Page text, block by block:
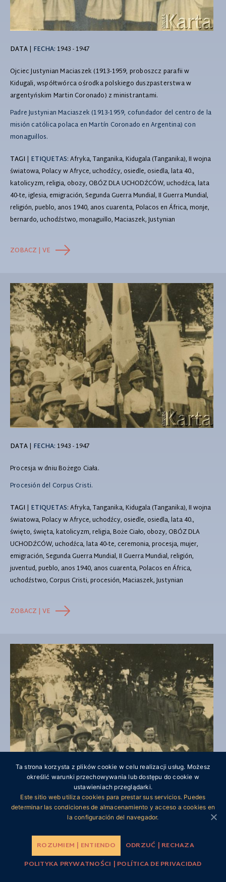
DATA| FECHA: 1943 - 1947
Ojciec Justynian Maciaszek (1913-1959, proboszcz parafii w
Kidugali, współtwórca ośrodka polskiego duszpasterstwa w
argentyńskim Martin Coronado) z ministrantami.
Padre Justynian Maciaszek (1913-1959, cofundador del centro de la
misión católica polaca en Martín Coronado en Argentina) con
monaguillos.
TAGI | ETIQUETAS: Afryka, Tanganika, Kidugala (Tanganika), II wojna
światowa, Polacy w Afryce, uchodźcy, osiedle, osiedla, lata 40.,
katolicyzm, religia, obozy, OBÓZ DLA UCHODŹCÓW, uchodźca, lata
40-te, iglesia, emigración, Segunda Guerra Mundial, II Guerra Mundial,
religión, pueblo, anos 1940, anos cuarenta, Polacos en África, monje,
bernardo, uchodźstwo, monaguillo, Maciaszek, Justynian
ZOBACZ | VE
DATA| FECHA: 1943 - 1947
Procesja w dniu Bożego Ciała.
Procesión del Corpus Cristi.
TAGI | ETIQUETAS: Afryka, Tanganika, Kidugala (Tanganika), II wojna
światowa, Polacy w Afryce, uchodźcy, osiedle, osiedla, lata 40.,
święto, święta, katolicyzm, religia, Boże Ciało, obozy, OBÓZ DLA
UCHODŹCÓW, uchodźca, lata 40-te, ceremonia, procesja, mujer,
emigración, Segunda Guerra Mundial, II Guerra Mundial, religión,
juventud, pueblo, anos 1940, anos cuarenta, Polacos en África,
uchodźstwo, Corpus Cristi, procesión, Maciaszek, Justynian
ZOBACZ | VE
DATA|FECHA:1943 - 1947
Procesión del Corpus Cristi.
: Afryka, Tanganika, Kidugala (Tanganika), II wojna
Ta strona korzysta z plików cookie w celu realizacji usług. Możesz
określić warunki przechowywania lub dostępu do cookie w
ustawieniach przeglądarki.
Este sitio web utiliza cookies para prestar sus servicios. Puedes
determinar las condiciones de almacenamiento y acceso a cookies en
la configuración del navegador.
ROZUMIEM | ENTIENDO
ODRZUĆ | RECHAZA
POLITYKA PRYWATNOŚCI | POLÍTICA DE PRIVACIDAD